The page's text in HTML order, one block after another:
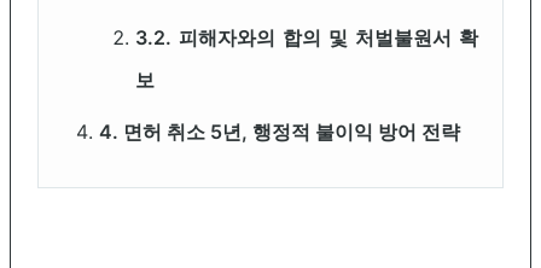
3.2. 피해자와의 합의 및 처벌불원서 확
보
4. 면허 취소 5년, 행정적 불이익 방어 전략